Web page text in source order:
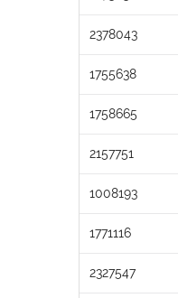
2378043
1755638
1758665
2157751
1008193
1771116
2327547